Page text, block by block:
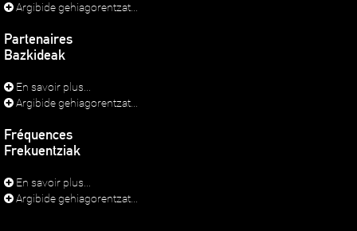
Argibide gehiagorentzat...
Partenaires
Bazkideak
En savoir plus...
Argibide gehiagorentzat...
Fréquences
Frekuentziak
En savoir plus...
Argibide gehiagorentzat...